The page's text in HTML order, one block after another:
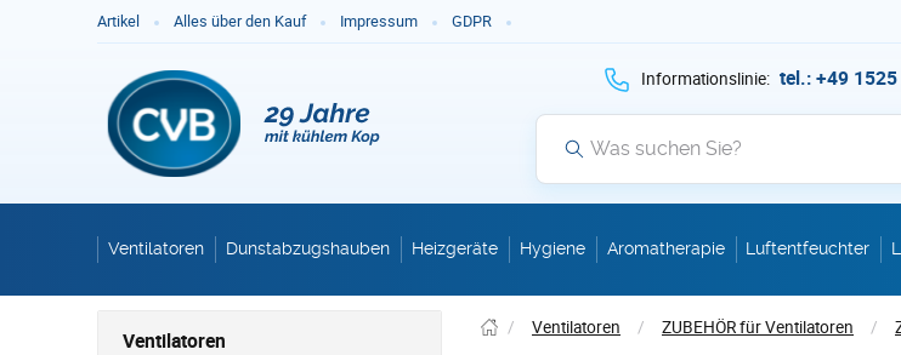
Artikel Alles über den Kauf Impressum GDPR
Informationslinie: tel.: +49
Ventilatoren Dunstabzugshauben Heizgeräte Hygiene Aromatherapie Luftentfeuchter
/ Ventilatoren / ZUBEHÖR für Ventilatoren /
Ventilatoren